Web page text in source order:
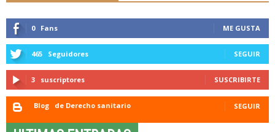
0 Fans ME GUSTA
465 Seguidores SEGUIR
3 suscriptores SUSCRIBIRTE
Blog de Derecho sanitario SEGUIR